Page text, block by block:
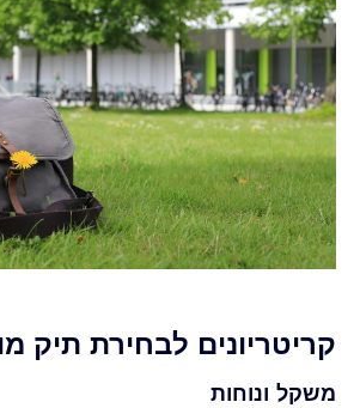
קריטריונים לבחירת תיק
משקל ונוחות